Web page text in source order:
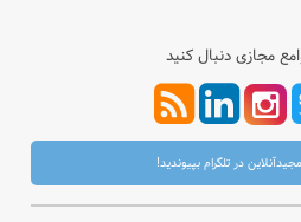
مجازی دنبال کنید
در تلگرام بپیوندید!